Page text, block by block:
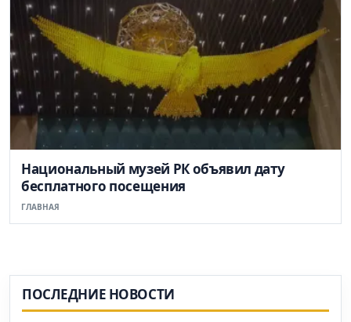
Национальный музей РК объявил дату
бесплатного посещения
ГЛАВНАЯ
ПОСЛЕДНИЕ НОВОСТИ